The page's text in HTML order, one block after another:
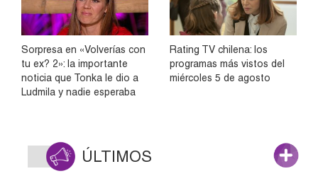
Sorpresa en «Volverías con
tu ex? 2»: la importante
noticia que Tonka le dio a
Ludmila y nadie esperaba
Rating TV chilena: los
programas más vistos del
miércoles 5 de agosto
ÚLTIMOS